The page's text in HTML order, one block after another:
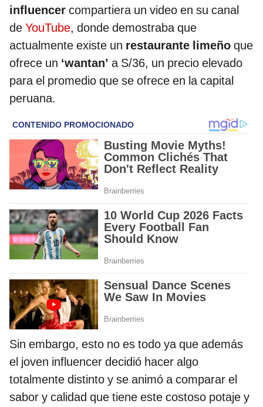
influencer compartiera un video en su canal
de YouTube, donde demostraba que
actualmente existe un restaurante limeño que
ofrece un ‘wantan’ a S/36, un precio elevado
para el promedio que se ofrece en la capital
peruana.
Sin embargo, esto no es todo ya que además
el joven influencer decidió hacer algo
totalmente distinto y se animó a comparar el
sabor y calidad que tiene este costoso potaje y